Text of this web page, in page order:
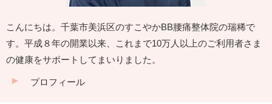
こんにちは。千葉市美浜区のすこやかBB腰痛整体院の瑞稀で
す。平成８年の開業以来、これまで10万人以上のご利用者さま
の健康をサポートしてまいりました。
プロフィール